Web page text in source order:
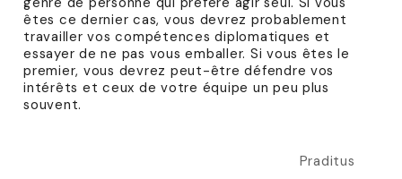
êtes ce dernier cas, vous devrez probablement
travailler vos compétences diplomatiques et
essayer de ne pas vous emballer. Si vous êtes le
premier, vous devrez peut-être défendre vos
intérêts et ceux de votre équipe un peu plus
souvent.
Praditus